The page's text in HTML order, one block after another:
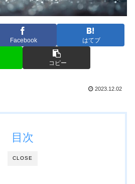
Facebook はてブ
コピー
2023.12.02
CLOSE
目次